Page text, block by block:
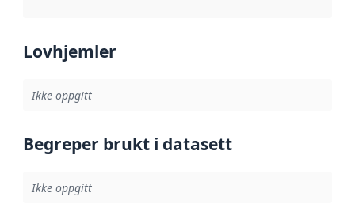
Lovhjemler
Ikke oppgitt
Begreper brukt i datasett
Ikke oppgitt